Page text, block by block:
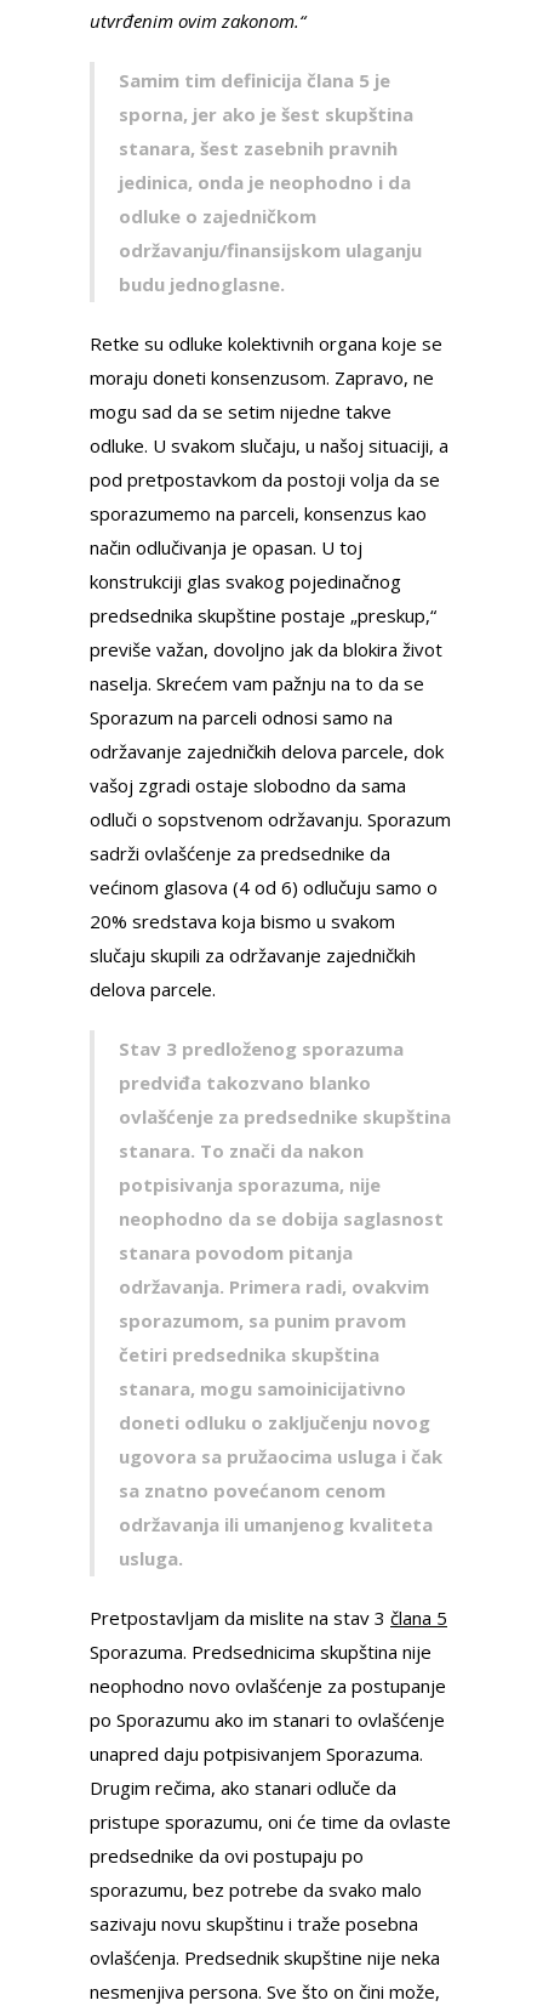
utvrđenim ovim zakonom.“
Samim tim definicija člana 5 je
sporna, jer ako je šest skupština
stanara, šest zasebnih pravnih
jedinica, onda je neophodno i da
odluke o zajedničkom
održavanju/finansijskom ulaganju
budu jednoglasne.
Retke su odluke kolektivnih organa koje se
moraju doneti konsenzusom. Zapravo, ne
mogu sad da se setim nijedne takve
odluke. U svakom slučaju, u našoj situaciji, a
pod pretpostavkom da postoji volja da se
sporazumemo na parceli, konsenzus kao
način odlučivanja je opasan. U toj
konstrukciji glas svakog pojedinačnog
predsednika skupštine postaje „preskup,“
previše važan, dovoljno jak da blokira život
naselja. Skrećem vam pažnju na to da se
Sporazum na parceli odnosi samo na
održavanje zajedničkih delova parcele, dok
vašoj zgradi ostaje slobodno da sama
odluči o sopstvenom održavanju. Sporazum
sadrži ovlašćenje za predsednike da
većinom glasova (4 od 6) odlučuju samo o
20% sredstava koja bismo u svakom
slučaju skupili za održavanje zajedničkih
delova parcele.
Stav 3 predloženog sporazuma
predviđa takozvano blanko
ovlašćenje za predsednike skupština
stanara. To znači da nakon
potpisivanja sporazuma, nije
neophodno da se dobija saglasnost
stanara povodom pitanja
održavanja. Primera radi, ovakvim
sporazumom, sa punim pravom
četiri predsednika skupština
stanara, mogu samoinicijativno
doneti odluku o zaklјučenju novog
ugovora sa pružaocima usluga i čak
sa znatno povećanom cenom
održavanja ili umanjenog kvaliteta
usluga.
Pretpostavljam da mislite na stav 3 člana 5
Sporazuma. Predsednicima skupština nije
neophodno novo ovlašćenje za postupanje
po Sporazumu ako im stanari to ovlašćenje
unapred daju potpisivanjem Sporazuma.
Drugim rečima, ako stanari odluče da
pristupe sporazumu, oni će time da ovlaste
predsednike da ovi postupaju po
sporazumu, bez potrebe da svako malo
sazivaju novu skupštinu i traže posebna
ovlašćenja. Predsednik skupštine nije neka
nesmenjiva persona. Sve što on čini može,